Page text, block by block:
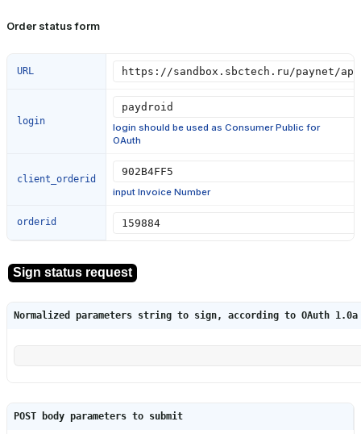
Order status form
URL
login
login should be used as Consumer Public for
OAuth
client_orderid
input Invoice Number
orderid
Normalized parameters string to sign, according to OAuth
POST body parameters to submit